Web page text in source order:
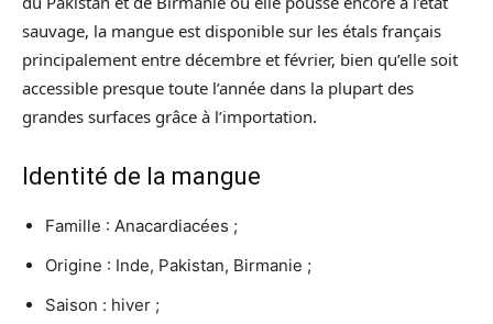
sauvage, la mangue est disponible sur les étals français
principalement entre décembre et février, bien qu’elle soit
accessible presque toute l’année dans la plupart des
grandes surfaces grâce à l’importation.
Identité de la mangue
Famille : Anacardiacées ;
Origine : Inde, Pakistan, Birmanie ;
Saison : hiver ;